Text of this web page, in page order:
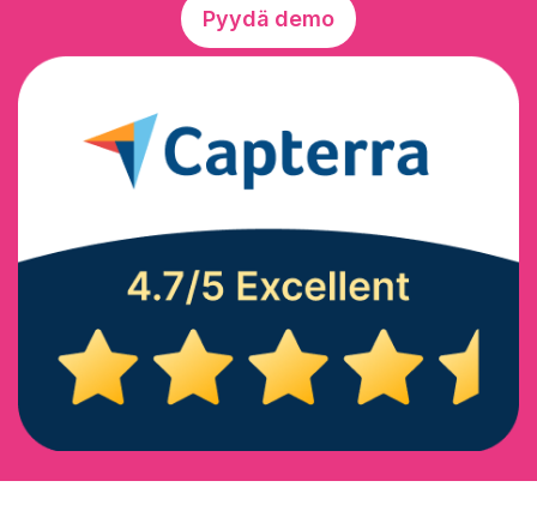
Pyydä demo